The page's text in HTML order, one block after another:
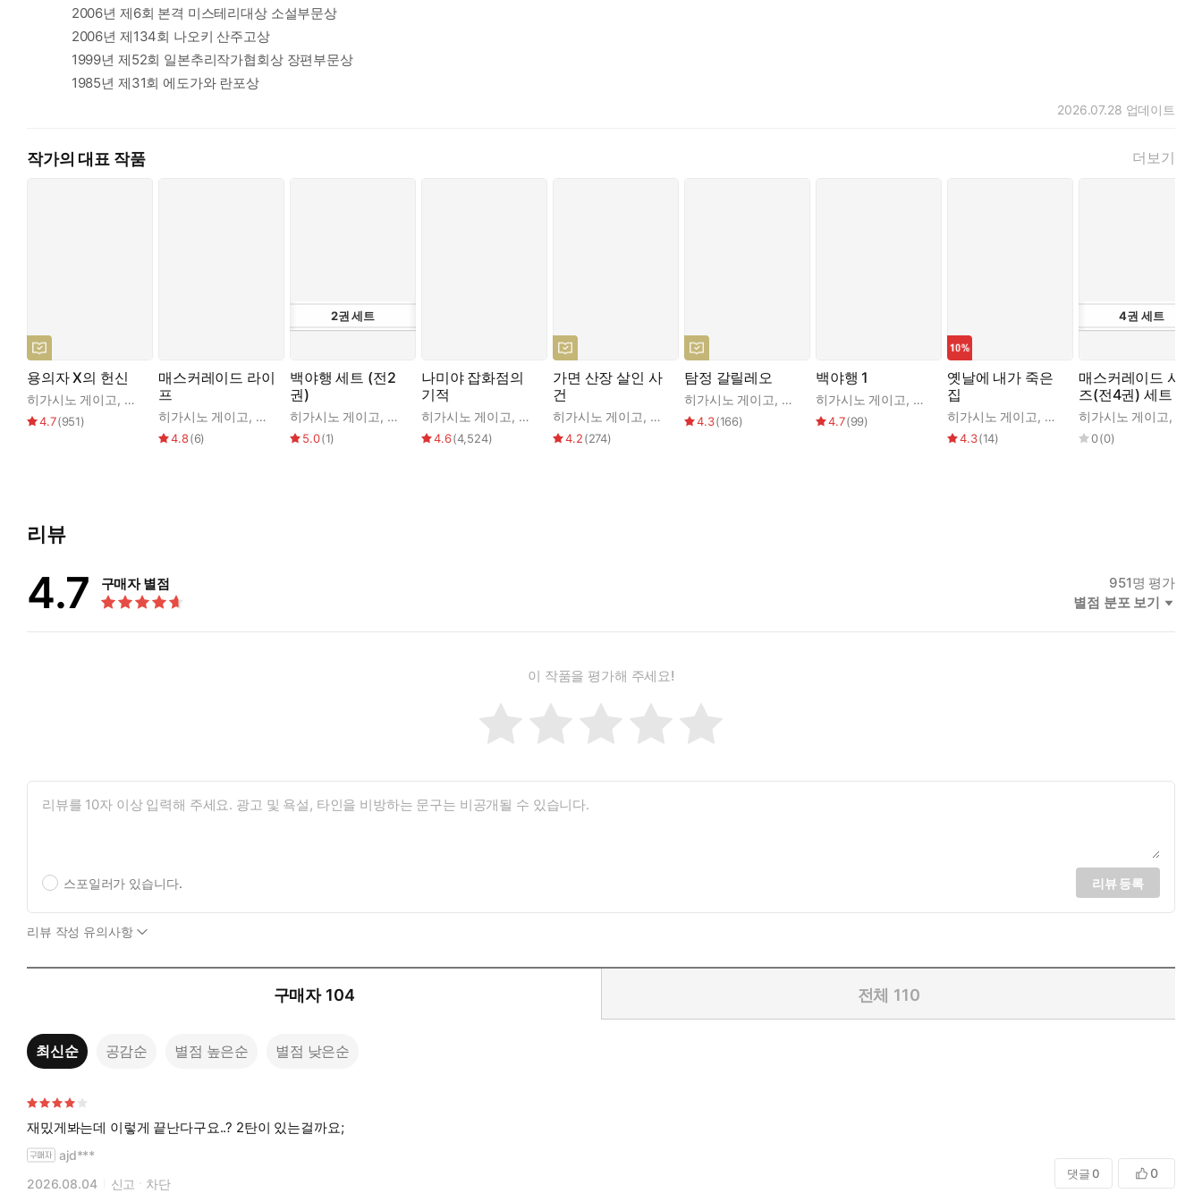
2006년 제6회 본격 미스테리대상 소설부문상
2006년 제134회 나오키 산주고상
1999년 제52회 일본추리작가협회상 장편부문상
1985년 제31회 에도가와 란포상
2026.07.28 업데이트
작가의 대표 작품 더보기
용의자 X의 헌신
히가시노 게이고, 양억관
4.7(951)
매스커레이드 라이
프
히가시노 게이고, 김은모
4.8(6)
2권세트
백야행 세트 (전2
권)
히가시노 게이고, 김난주
5.0(1)
나미야 잡화점의
기적
히가시노 게이고, 양윤옥
4.6(4,524)
가면 산장 살인 사
건
히가시노 게이고, 김난주
4.2(274)
탐정 갈릴레오
히가시노 게이고, 양억관
4.3(166)
백야행 1
히가시노 게이고, 김난주
4.7(99)
옛날에 내가 죽은
집
히가시노 게이고, 최고은
4.3(14)
4권 세트
매스커레이드 시리
즈(전4권) 세트
히가시노 게이고,
0(0)
리뷰
4.7 구매자 별점 951명 평가
별점 분포 보기
이 작품을 평가해 주세요!
스포일러가 있습니다. 리뷰 등록
리뷰 작성 유의사항
구매자 104 전체 110
최신순 공감순 별점 높은순 별점 낮은순
재밌게봐는데 이렇게 끝난다구요..? 2탄이 있는걸까요;
ajd***
2026.08.04
신고 차단
댓글 0 0